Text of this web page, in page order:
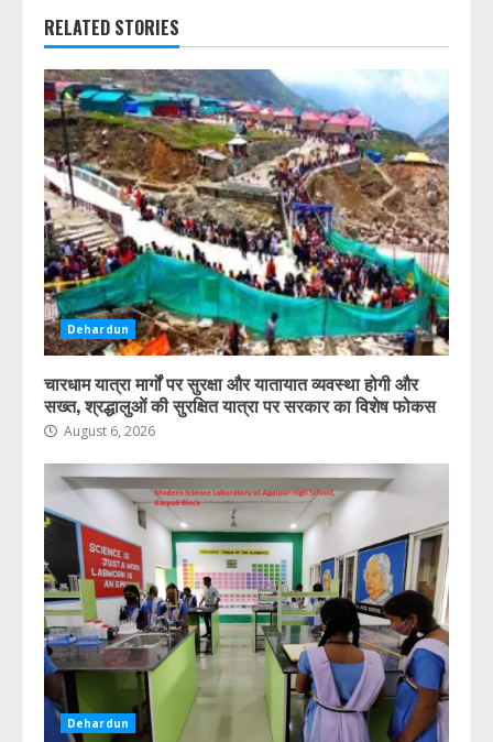
RELATED STORIES
Dehardun
चारधाम यात्रा मार्गों पर सुरक्षा और यातायात व्यवस्था होगी और
सख्त, श्रद्धालुओं की सुरक्षित यात्रा पर सरकार का विशेष फोकस
August 6, 2026
Dehardun